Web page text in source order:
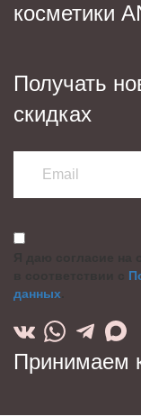
косметики
Получать
скидках
данных
Принимаем